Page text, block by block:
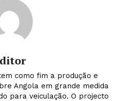
como fim a produção e
Angola em grande medida
para veiculação. O projecto